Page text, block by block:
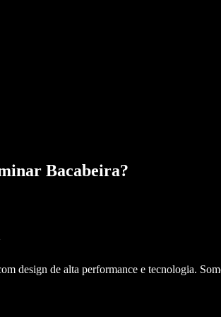
Bacabeira?
design de alta performance e tecnologia.